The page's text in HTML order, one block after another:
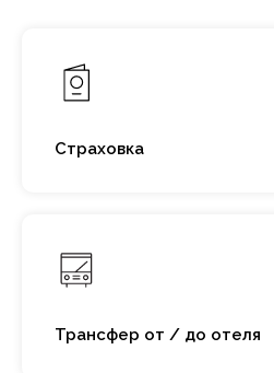
Страховка
Трансфер от / до отеля